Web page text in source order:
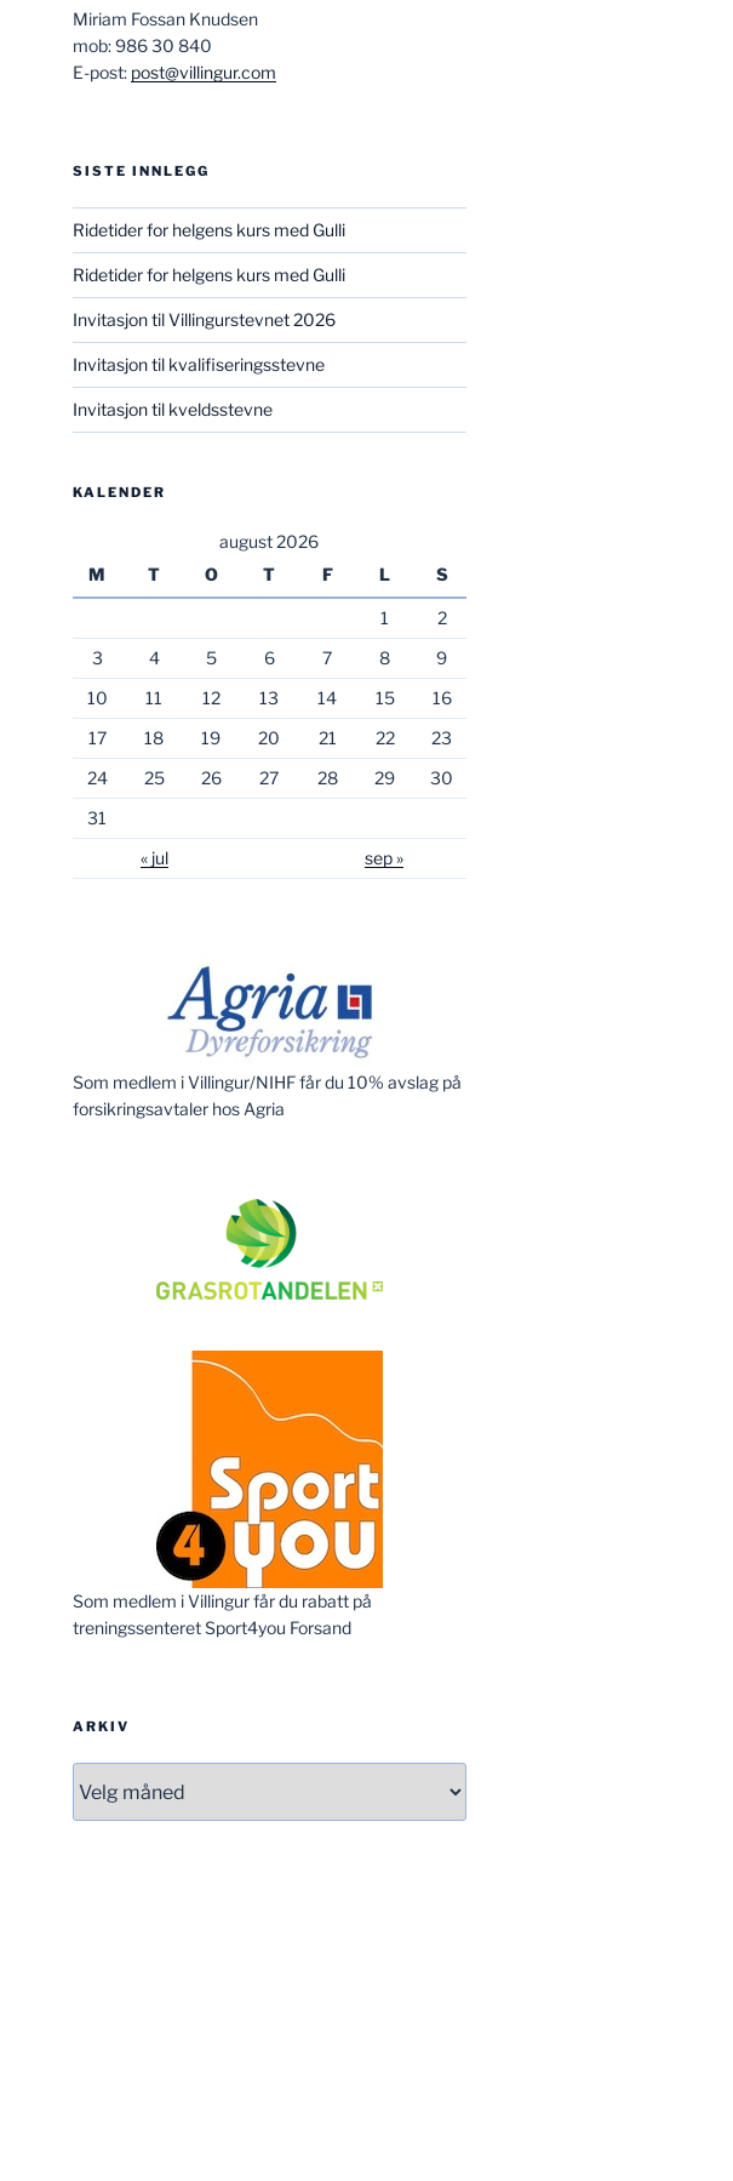
Miriam Fossan Knudsen
mob: 986 30 840
E-post: post@villingur.com
SISTE INNLEGG
Ridetider for helgens kurs med Gulli
Ridetider for helgens kurs med Gulli
Invitasjon til Villingurstevnet 2026
Invitasjon til kvalifiseringsstevne
Invitasjon til kveldsstevne
KALENDER
august 2026
M
T O T F L S
1
2
3
4 5 6 7 8
9
10
11 12 13 14 15
16
17
18 19 20 21 22
23
24
25 26 27 28 29
30
31
« jul
sep »
Som medlem i Villingur/NIHF får du 10% avslag på
forsikringsavtaler hos Agria
Som medlem i Villingur får du rabatt på
treningssenteret Sport4you Forsand
ARKIV